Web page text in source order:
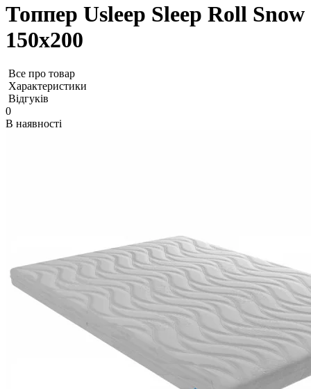
Топпер Usleep Sleep Roll Snow
150х200
Все про товар
Характеристики
Відгуків
0
В наявності